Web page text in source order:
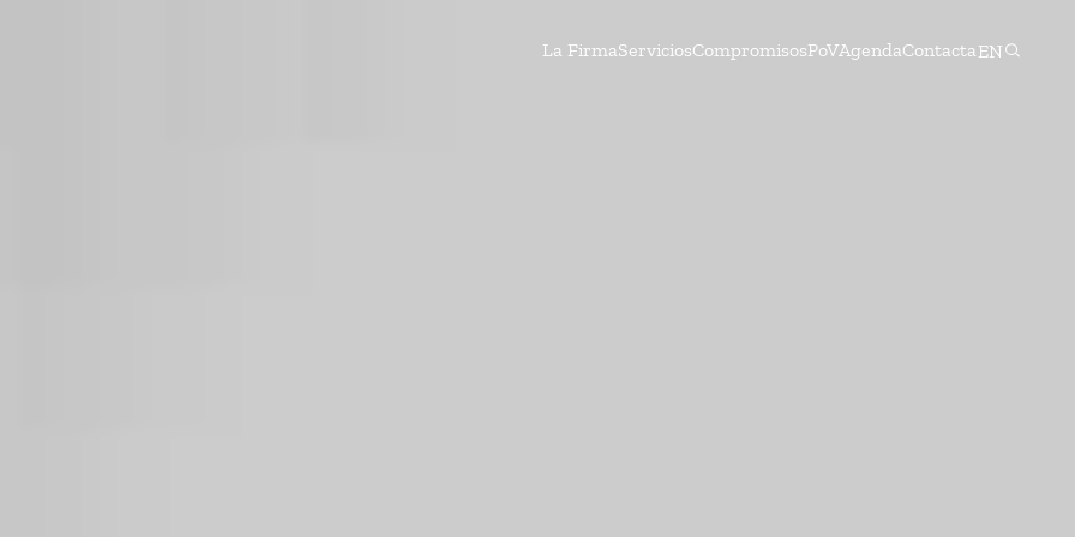
La FirmaServiciosCompromisosPoVAgendaContactaEN